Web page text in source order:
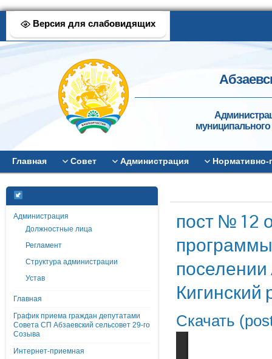
Версия для слабовидящих
муниципального
Главная Совет Администрация
Администрация
Должностные лица
Регламент
Структура администрации
Устав
Главная
График приема граждан депутатами
Совета СП Абзаевский сельсовет 29-го
Созыва
Интернет-приемная
пост № 12
Кигинский
Скачать